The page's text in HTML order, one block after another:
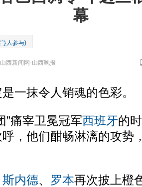
幕
人参与)
山西新闻网-山西晚报
抹令人销魂的色彩。
痛宰卫冕冠军西班牙的
呼，他们酣畅淋漓的攻势
斯内德、 罗本再次披上橙